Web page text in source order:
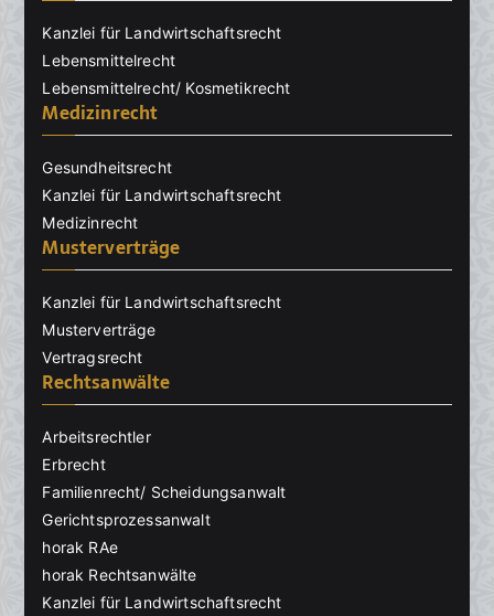
Kanzlei für Landwirtschaftsrecht
Lebensmittelrecht
Lebensmittelrecht/ Kosmetikrecht
Medizinrecht
Gesundheitsrecht
Kanzlei für Landwirtschaftsrecht
Medizinrecht
Musterverträge
Kanzlei für Landwirtschaftsrecht
Musterverträge
Vertragsrecht
Rechtsanwälte
Arbeitsrechtler
Erbrecht
Familienrecht/ Scheidungsanwalt
Gerichtsprozessanwalt
horak RAe
horak Rechtsanwälte
Kanzlei für Landwirtschaftsrecht